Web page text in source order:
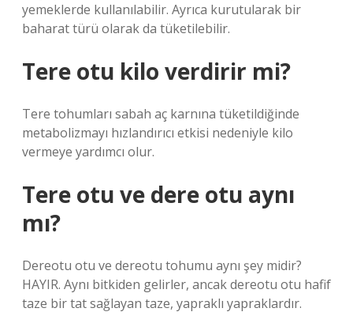
yemeklerde kullanılabilir. Ayrıca kurutularak bir
baharat türü olarak da tüketilebilir.
Tere otu kilo verdirir mi?
Tere tohumları sabah aç karnına tüketildiğinde
metabolizmayı hızlandırıcı etkisi nedeniyle kilo
vermeye yardımcı olur.
Tere otu ve dere otu aynı
mı?
Dereotu otu ve dereotu tohumu aynı şey midir?
HAYIR. Aynı bitkiden gelirler, ancak dereotu otu hafif
taze bir tat sağlayan taze, yapraklı yapraklardır.